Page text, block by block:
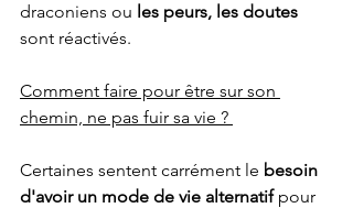
draconiens ou les peurs, les doutes
sont réactivés.
Comment faire pour être sur son
chemin, ne pas fuir sa vie ?
Certaines sentent carrément le besoin
d'avoir un mode de vie alternatif pour